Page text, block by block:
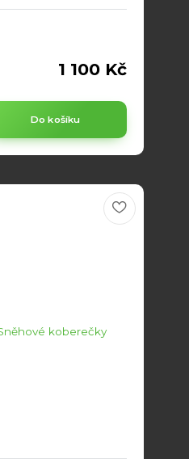
1 100 Kč
Do košíku